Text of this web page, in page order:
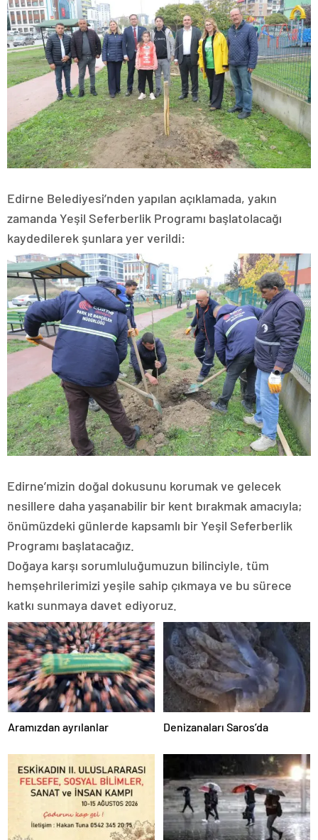
Edirne Belediyesi’nden yapılan açıklamada, yakın
zamanda Yeşil Seferberlik Programı başlatolacağı
kaydedilerek şunlara yer verildi:
Edirne’mizin doğal dokusunu korumak ve gelecek
nesillere daha yaşanabilir bir kent bırakmak amacıyla;
önümüzdeki günlerde kapsamlı bir Yeşil Seferberlik
Programı başlatacağız.
Doğaya karşı sorumluluğumuzun bilinciyle, tüm
hemşehrilerimizi yeşile sahip çıkmaya ve bu sürece
katkı sunmaya davet ediyoruz.
Aramızdan ayrılanlar Denizanaları Saros’da